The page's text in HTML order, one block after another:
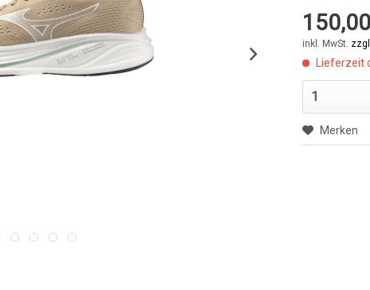
inkl. MwSt.
Lieferzeit
Merken